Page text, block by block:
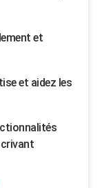
et
et aidez les